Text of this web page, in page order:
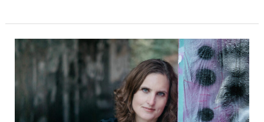
Life
Coaching
Kempten
oder